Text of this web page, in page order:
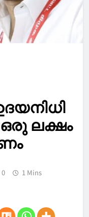
ഒരു ലക്ഷം
0 1 Mins